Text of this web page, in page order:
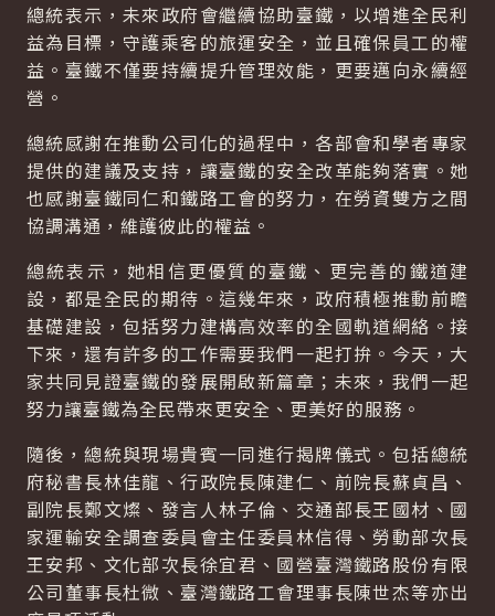
總統表示，未來政府會繼續協助臺鐵，以增進全民利
益為目標，守護乘客的旅運安全，並且確保員工的權
益。臺鐵不僅要持續提升管理效能，更要邁向永續經
營。
總統感謝在推動公司化的過程中，各部會和學者專家
提供的建議及支持，讓臺鐵的安全改革能夠落實。她
也感謝臺鐵同仁和鐵路工會的努力，在勞資雙方之間
協調溝通，維護彼此的權益。
總統表示，她相信更優質的臺鐵、更完善的鐵道建
設，都是全民的期待。這幾年來，政府積極推動前瞻
基礎建設，包括努力建構高效率的全國軌道網絡。接
下來，還有許多的工作需要我們一起打拚。今天，大
家共同見證臺鐵的發展開啟新篇章；未來，我們一起
努力讓臺鐵為全民帶來更安全、更美好的服務。
隨後，總統與現場貴賓一同進行揭牌儀式。包括總統
府秘書長林佳龍、行政院長陳建仁、前院長蘇貞昌、
副院長鄭文燦、發言人林子倫、交通部長王國材、國
家運輸安全調查委員會主任委員林信得、勞動部次長
王安邦、文化部次長徐宜君、國營臺灣鐵路股份有限
公司董事長杜微、臺灣鐵路工會理事長陳世杰等亦出